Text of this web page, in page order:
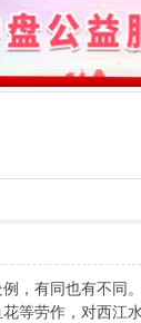
有同也有不同
等劳作，对西